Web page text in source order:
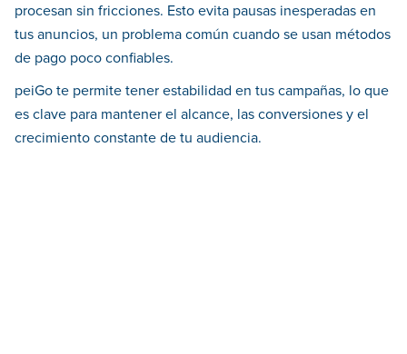
procesan sin fricciones. Esto evita pausas inesperadas en
tus anuncios, un problema común cuando se usan métodos
de pago poco confiables.
peiGo te permite tener estabilidad en tus campañas, lo que
es clave para mantener el alcance, las conversiones y el
crecimiento constante de tu audiencia.